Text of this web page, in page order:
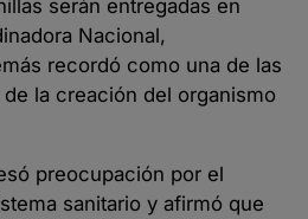
serán entregadas en
Nacional,
recordó como una de las
la creación del organismo
preocupación por el
sanitario y afirmó que